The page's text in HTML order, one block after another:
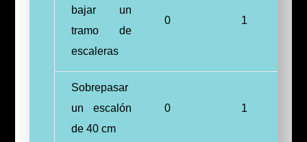
bajar un
tramo de
escaleras
0 1
Sobrepasar
un escalón
de 40 cm
0 1